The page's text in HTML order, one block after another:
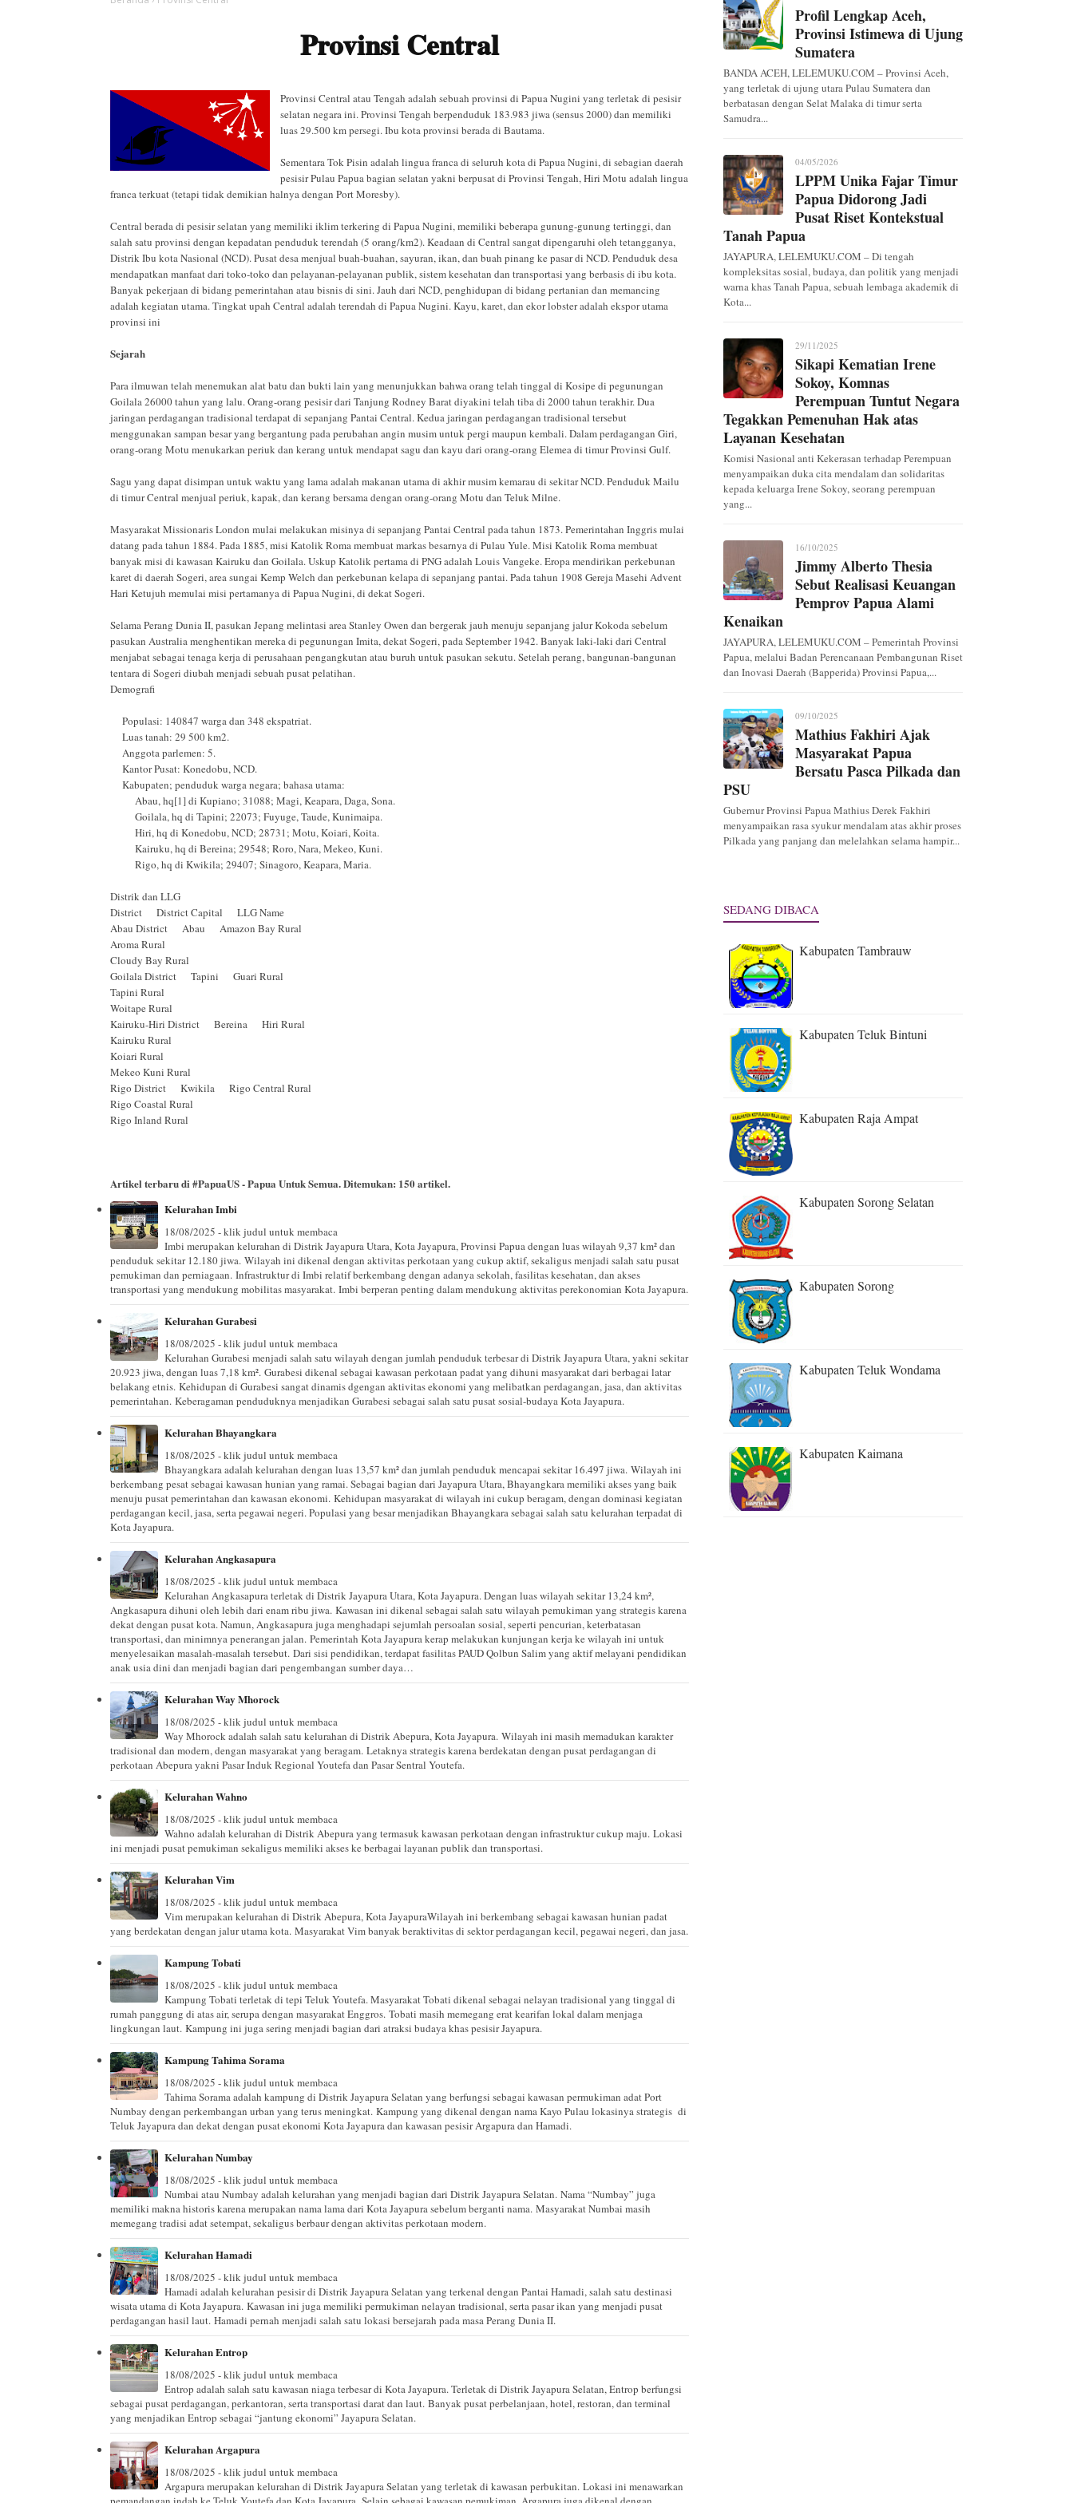
Provinsi Central
Provinsi Central atau Tengah adalah sebuah provinsi di Papua Nugini yang terletak di pesisir
selatan negara ini. Provinsi Tengah berpenduduk 183.983 jiwa (sensus 2000) dan memiliki
luas 29.500 km persegi. Ibu kota provinsi berada di Bautama.
Sementara Tok Pisin adalah lingua franca di seluruh kota di Papua Nugini, di sebagian daerah
pesisir Pulau Papua bagian selatan yakni berpusat di Provinsi Tengah, Hiri Motu adalah lingua
franca terkuat (tetapi tidak demikian halnya dengan Port Moresby).
Central berada di pesisir selatan yang memiliki iklim terkering di Papua Nugini, memiliki beberapa gunung-gunung tertinggi, dan
salah satu provinsi dengan kepadatan penduduk terendah (5 orang/km2). Keadaan di Central sangat dipengaruhi oleh tetangganya,
Distrik Ibu kota Nasional (NCD). Pusat desa menjual buah-buahan, sayuran, ikan, dan buah pinang ke pasar di NCD. Penduduk desa
mendapatkan manfaat dari toko-toko dan pelayanan-pelayanan publik, sistem kesehatan dan transportasi yang berbasis di ibu kota.
Banyak pekerjaan di bidang pemerintahan atau bisnis di sini. Jauh dari NCD, penghidupan di bidang pertanian dan memancing
adalah kegiatan utama. Tingkat upah Central adalah terendah di Papua Nugini. Kayu, karet, dan ekor lobster adalah ekspor utama
provinsi ini
Sejarah
Para ilmuwan telah menemukan alat batu dan bukti lain yang menunjukkan bahwa orang telah tinggal di Kosipe di pegunungan
Goilala 26000 tahun yang lalu. Orang-orang pesisir dari Tanjung Rodney Barat diyakini telah tiba di 2000 tahun terakhir. Dua
jaringan perdagangan tradisional terdapat di sepanjang Pantai Central. Kedua jaringan perdagangan tradisional tersebut
menggunakan sampan besar yang bergantung pada perubahan angin musim untuk pergi maupun kembali. Dalam perdagangan Giri,
orang-orang Motu menukarkan periuk dan kerang untuk mendapat sagu dan kayu dari orang-orang Elemea di timur Provinsi Gulf.
Sagu yang dapat disimpan untuk waktu yang lama adalah makanan utama di akhir musim kemarau di sekitar NCD. Penduduk Mailu
di timur Central menjual periuk, kapak, dan kerang bersama dengan orang-orang Motu dan Teluk Milne.
Masyarakat Missionaris London mulai melakukan misinya di sepanjang Pantai Central pada tahun 1873. Pemerintahan Inggris mulai
datang pada tahun 1884. Pada 1885, misi Katolik Roma membuat markas besarnya di Pulau Yule. Misi Katolik Roma membuat
banyak misi di kawasan Kairuku dan Goilala. Uskup Katolik pertama di PNG adalah Louis Vangeke. Eropa mendirikan perkebunan
karet di daerah Sogeri, area sungai Kemp Welch dan perkebunan kelapa di sepanjang pantai. Pada tahun 1908 Gereja Masehi Advent
Hari Ketujuh memulai misi pertamanya di Papua Nugini, di dekat Sogeri.
Selama Perang Dunia II, pasukan Jepang melintasi area Stanley Owen dan bergerak jauh menuju sepanjang jalur Kokoda sebelum
pasukan Australia menghentikan mereka di pegunungan Imita, dekat Sogeri, pada September 1942. Banyak laki-laki dari Central
menjabat sebagai tenaga kerja di perusahaan pengangkutan atau buruh untuk pasukan sekutu. Setelah perang, bangunan-bangunan
tentara di Sogeri diubah menjadi sebuah pusat pelatihan.
Demografi
Populasi: 140847 warga dan 348 ekspatriat.
Luas tanah: 29 500 km2.
Anggota parlemen: 5.
Kantor Pusat: Konedobu, NCD.
Kabupaten; penduduk warga negara; bahasa utama:
Abau, hq[1] di Kupiano; 31088; Magi, Keapara, Daga, Sona.
Goilala, hq di Tapini; 22073; Fuyuge, Taude, Kunimaipa.
Hiri, hq di Konedobu, NCD; 28731; Motu, Koiari, Koita.
Kairuku, hq di Bereina; 29548; Roro, Nara, Mekeo, Kuni.
Rigo, hq di Kwikila; 29407; Sinagoro, Keapara, Maria.
Distrik dan LLG
District District Capital LLG Name
Abau District Abau Amazon Bay Rural
Aroma Rural
Cloudy Bay Rural
Goilala District Tapini Guari Rural
Tapini Rural
Woitape Rural
Kairuku-Hiri District Bereina Hiri Rural
Kairuku Rural
Koiari Rural
Mekeo Kuni Rural
Rigo District Kwikila Rigo Central Rural
Rigo Coastal Rural
Rigo Inland Rural
Artikel terbaru di #PapuaUS - Papua Untuk Semua. Ditemukan: 150artikel.
Kelurahan Imbi
18/08/2025 - klik judul untuk membaca
Imbi merupakan kelurahan di Distrik Jayapura Utara, Kota Jayapura, Provinsi Papua dengan luas wilayah 9,37 km² dan
penduduk sekitar 12.180 jiwa. Wilayah ini dikenal dengan aktivitas perkotaan yang cukup aktif, sekaligus menjadi salah satu pusat
pemukiman dan perniagaan. Infrastruktur di Imbi relatif berkembang dengan adanya sekolah, fasilitas kesehatan, dan akses
transportasi yang mendukung mobilitas masyarakat. Imbi berperan penting dalam mendukung aktivitas perekonomian Kota Jayapura.
Kelurahan Gurabesi
18/08/2025 - klik judul untuk membaca
Kelurahan Gurabesi menjadi salah satu wilayah dengan jumlah penduduk terbesar di Distrik Jayapura Utara, yakni sekitar
20.923 jiwa, dengan luas 7,18 km². Gurabesi dikenal sebagai kawasan perkotaan padat yang dihuni masyarakat dari berbagai latar
belakang etnis. Kehidupan di Gurabesi sangat dinamis dgengan aktivitas ekonomi yang melibatkan perdagangan, jasa, dan aktivitas
pemerintahan. Keberagaman penduduknya menjadikan Gurabesi sebagai salah satu pusat sosial-budaya Kota Jayapura.
Kelurahan Bhayangkara
18/08/2025 - klik judul untuk membaca
Bhayangkara adalah kelurahan dengan luas 13,57 km² dan jumlah penduduk mencapai sekitar 16.497 jiwa. Wilayah ini
berkembang pesat sebagai kawasan hunian yang ramai. Sebagai bagian dari Jayapura Utara, Bhayangkara memiliki akses yang baik
menuju pusat pemerintahan dan kawasan ekonomi. Kehidupan masyarakat di wilayah ini cukup beragam, dengan dominasi kegiatan
perdagangan kecil, jasa, serta pegawai negeri. Populasi yang besar menjadikan Bhayangkara sebagai salah satu kelurahan terpadat di
Kota Jayapura.
Kelurahan Angkasapura
18/08/2025 - klik judul untuk membaca
Kelurahan Angkasapura terletak di Distrik Jayapura Utara, Kota Jayapura. Dengan luas wilayah sekitar 13,24 km²,
Angkasapura dihuni oleh lebih dari enam ribu jiwa. Kawasan ini dikenal sebagai salah satu wilayah pemukiman yang strategis karena
dekat dengan pusat kota. Namun, Angkasapura juga menghadapi sejumlah persoalan sosial, seperti pencurian, keterbatasan
transportasi, dan minimnya penerangan jalan. Pemerintah Kota Jayapura kerap melakukan kunjungan kerja ke wilayah ini untuk
menyelesaikan masalah-masalah tersebut. Dari sisi pendidikan, terdapat fasilitas PAUD Qolbun Salim yang aktif melayani pendidikan
anak usia dini dan menjadi bagian dari pengembangan sumber daya…
Kelurahan Way Mhorock
18/08/2025 - klik judul untuk membaca
Way Mhorock adalah salah satu kelurahan di Distrik Abepura, Kota Jayapura. Wilayah ini masih memadukan karakter
tradisional dan modern, dengan masyarakat yang beragam. Letaknya strategis karena berdekatan dengan pusat perdagangan di
perkotaan Abepura yakni Pasar Induk Regional Youtefa dan Pasar Sentral Youtefa.
Kelurahan Wahno
18/08/2025 - klik judul untuk membaca
Wahno adalah kelurahan di Distrik Abepura yang termasuk kawasan perkotaan dengan infrastruktur cukup maju. Lokasi
ini menjadi pusat pemukiman sekaligus memiliki akses ke berbagai layanan publik dan transportasi.
Kelurahan Vim
18/08/2025 - klik judul untuk membaca
Vim merupakan kelurahan di Distrik Abepura, Kota JayapuraWilayah ini berkembang sebagai kawasan hunian padat
yang berdekatan dengan jalur utama kota. Masyarakat Vim banyak beraktivitas di sektor perdagangan kecil, pegawai negeri, dan jasa.
Kampung Tobati
18/08/2025 - klik judul untuk membaca
Kampung Tobati terletak di tepi Teluk Youtefa. Masyarakat Tobati dikenal sebagai nelayan tradisional yang tinggal di
rumah panggung di atas air, serupa dengan masyarakat Enggros. Tobati masih memegang erat kearifan lokal dalam menjaga
lingkungan laut. Kampung ini juga sering menjadi bagian dari atraksi budaya khas pesisir Jayapura.
Kampung Tahima Sorama
18/08/2025 - klik judul untuk membaca
Tahima Sorama adalah kampung di Distrik Jayapura Selatan yang berfungsi sebagai kawasan permukiman adat Port
Numbay dengan perkembangan urban yang terus meningkat. Kampung yang dikenal dengan nama Kayo Pulau lokasinya strategis di
Teluk Jayapura dan dekat dengan pusat ekonomi Kota Jayapura dan kawasan pesisir Argapura dan Hamadi.
Kelurahan Numbay
18/08/2025 - klik judul untuk membaca
Numbai atau Numbay adalah kelurahan yang menjadi bagian dari Distrik Jayapura Selatan. Nama “Numbay” juga
memiliki makna historis karena merupakan nama lama dari Kota Jayapura sebelum berganti nama. Masyarakat Numbai masih
memegang tradisi adat setempat, sekaligus berbaur dengan aktivitas perkotaan modern.
Kelurahan Hamadi
18/08/2025 - klik judul untuk membaca
Hamadi adalah kelurahan pesisir di Distrik Jayapura Selatan yang terkenal dengan Pantai Hamadi, salah satu destinasi
wisata utama di Kota Jayapura. Kawasan ini juga memiliki permukiman nelayan tradisional, serta pasar ikan yang menjadi pusat
perdagangan hasil laut. Hamadi pernah menjadi salah satu lokasi bersejarah pada masa Perang Dunia II.
Kelurahan Entrop
18/08/2025 - klik judul untuk membaca
Entrop adalah salah satu kawasan niaga terbesar di Kota Jayapura. Terletak di Distrik Jayapura Selatan, Entrop berfungsi
sebagai pusat perdagangan, perkantoran, serta transportasi darat dan laut. Banyak pusat perbelanjaan, hotel, restoran, dan terminal
yang menjadikan Entrop sebagai “jantung ekonomi” Jayapura Selatan.
Kelurahan Argapura
18/08/2025 - klik judul untuk membaca
Argapura merupakan kelurahan di Distrik Jayapura Selatan yang terletak di kawasan perbukitan. Lokasi ini menawarkan
Profil Lengkap Aceh,
Provinsi Istimewa di Ujung
Sumatera
BANDA ACEH, LELEMUKU.COM – Provinsi Aceh,
yang terletak di ujung utara Pulau Sumatera dan
berbatasan dengan Selat Malaka di timur serta
Samudra...
04/05/2026
LPPM Unika Fajar Timur
Papua Didorong Jadi
Pusat Riset Kontekstual
Tanah Papua
JAYAPURA, LELEMUKU.COM – Di tengah
kompleksitas sosial, budaya, dan politik yang menjadi
warna khas Tanah Papua, sebuah lembaga akademik di
Kota...
29/11/2025
Sikapi Kematian Irene
Sokoy, Komnas
Perempuan Tuntut Negara
Tegakkan Pemenuhan Hak atas
Layanan Kesehatan
Komisi Nasional anti Kekerasan terhadap Perempuan
menyampaikan duka cita mendalam dan solidaritas
kepada keluarga Irene Sokoy, seorang perempuan
yang...
16/10/2025
Jimmy Alberto Thesia
Sebut Realisasi Keuangan
Pemprov Papua Alami
Kenaikan
JAYAPURA, LELEMUKU.COM – Pemerintah Provinsi
Papua, melalui Badan Perencanaan Pembangunan Riset
dan Inovasi Daerah (Bapperida) Provinsi Papua,...
09/10/2025
Mathius Fakhiri Ajak
Masyarakat Papua
Bersatu Pasca Pilkada dan
PSU
Gubernur Provinsi Papua Mathius Derek Fakhiri
menyampaikan rasa syukur mendalam atas akhir proses
Pilkada yang panjang dan melelahkan selama hampir...
SEDANG DIBACA
Kabupaten Tambrauw
Kabupaten Teluk Bintuni
Kabupaten Raja Ampat
Kabupaten Sorong Selatan
Kabupaten Sorong
Kabupaten Teluk Wondama
Kabupaten Kaimana